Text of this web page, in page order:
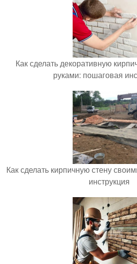
Как сделать декоративную
руками: пошаговая
Как сделать кирпичную стену
инструкция